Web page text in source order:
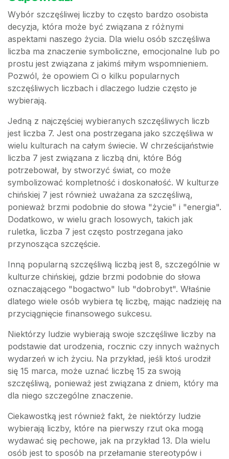
Wybór szczęśliwej liczby to często bardzo osobista
decyzja, która może być związana z różnymi
aspektami naszego życia. Dla wielu osób szczęśliwa
liczba ma znaczenie symboliczne, emocjonalne lub po
prostu jest związana z jakimś miłym wspomnieniem.
Pozwól, że opowiem Ci o kilku popularnych
szczęśliwych liczbach i dlaczego ludzie często je
wybierają.
Jedną z najczęściej wybieranych szczęśliwych liczb
jest liczba 7. Jest ona postrzegana jako szczęśliwa w
wielu kulturach na całym świecie. W chrześcijaństwie
liczba 7 jest związana z liczbą dni, które Bóg
potrzebował, by stworzyć świat, co może
symbolizować kompletność i doskonałość. W kulturze
chińskiej 7 jest również uważana za szczęśliwą,
ponieważ brzmi podobnie do słowa "życie" i "energia".
Dodatkowo, w wielu grach losowych, takich jak
ruletka, liczba 7 jest często postrzegana jako
przynosząca szczęście.
Inną popularną szczęśliwą liczbą jest 8, szczególnie w
kulturze chińskiej, gdzie brzmi podobnie do słowa
oznaczającego "bogactwo" lub "dobrobyt". Właśnie
dlatego wiele osób wybiera tę liczbę, mając nadzieję na
przyciągnięcie finansowego sukcesu.
Niektórzy ludzie wybierają swoje szczęśliwe liczby na
podstawie dat urodzenia, rocznic czy innych ważnych
wydarzeń w ich życiu. Na przykład, jeśli ktoś urodził
się 15 marca, może uznać liczbę 15 za swoją
szczęśliwą, ponieważ jest związana z dniem, który ma
dla niego szczególne znaczenie.
Ciekawostką jest również fakt, że niektórzy ludzie
wybierają liczby, które na pierwszy rzut oka mogą
wydawać się pechowe, jak na przykład 13. Dla wielu
osób jest to sposób na przełamanie stereotypów i